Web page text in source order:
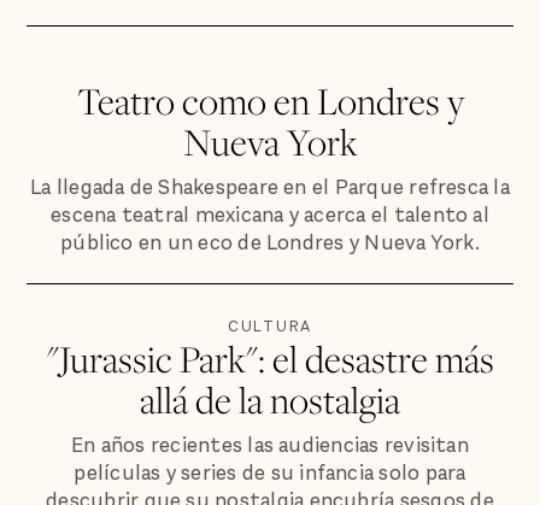
Teatro como en Londres y
Nueva York
La llegada de Shakespeare en el Parque refresca la
escena teatral mexicana y acerca el talento al
público en un eco de Londres y Nueva York.
CULTURA
"Jurassic Park": el desastre más
allá de la nostalgia
En años recientes las audiencias revisitan
películas y series de su infancia solo para